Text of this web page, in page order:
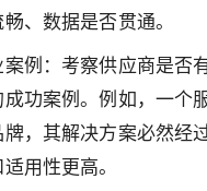
、数据是否贯通。
例：考察供应商是否
功案例。例如，一个
，其解决方案必然经
用性更高。